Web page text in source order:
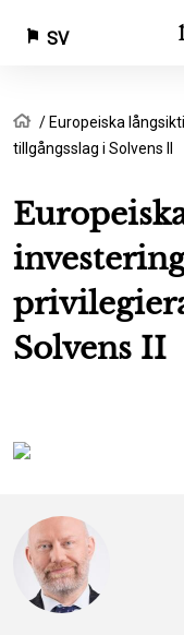
Hoppa
till
SV
Länkstig
Hem
Europeiska
tillgångsslag i Solvens II
Solvens II